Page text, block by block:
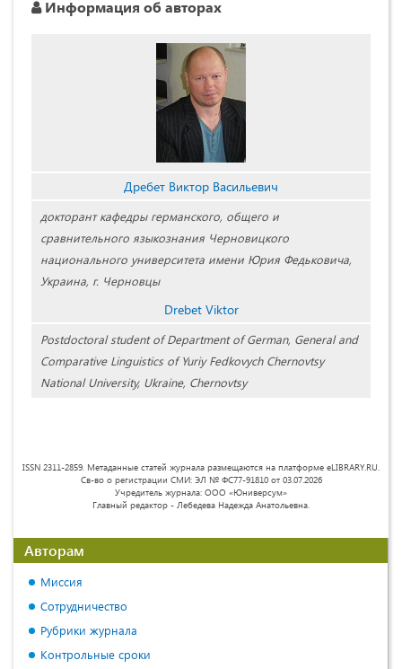
Информация об авторах
Дребет Виктор Васильевич
докторант кафедры германского, общего и
сравнительного языкознания Черновицкого
национального университета имени Юрия Федьковича,
Украина, г. Черновцы
Drebet Viktor
Postdoctoral student of Department of German, General and
Comparative Linguistics of Yuriy Fedkovych Сhernovtsy
National University, Ukraine, Chernovtsy
ISSN 2311-2859. Метаданные статей журнала размещаются на платформе eLIBRARY.RU.
Св-во о регистрации СМИ: ЭЛ № ФС77-91810 от 03.07.2026
Учредитель журнала: ООО «Юниверсум»
Главный редактор - Лебедева Надежда Анатольевна.
Авторам
Миссия
Сотрудничество
Рубрики журнала
Контрольные сроки